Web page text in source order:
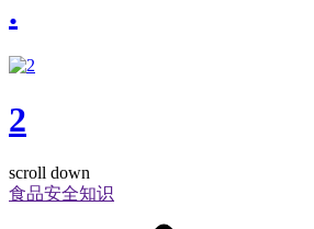
.
2
scroll down
食品安全知识